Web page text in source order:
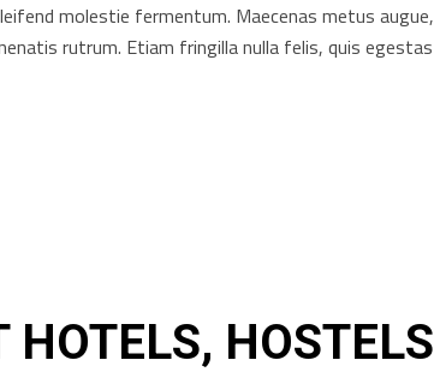
molestie fermentum. Maecenas metus
rutrum. Etiam fringilla nulla felis, quis
HOTELS,